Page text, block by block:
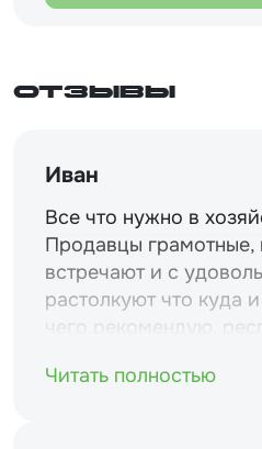
Отзывы
Иван
Все что нужно в
Продавцы грамотные,
встречают и с
растолкуют что куда
чего.рекомендую.
Читать полностью